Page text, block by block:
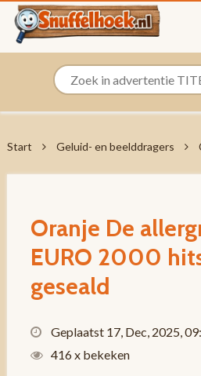
Start Geluid- en beelddragers
Oranje De
EURO 2000
geseald
Geplaatst 17, Dec, 2025,
416 x bekeken